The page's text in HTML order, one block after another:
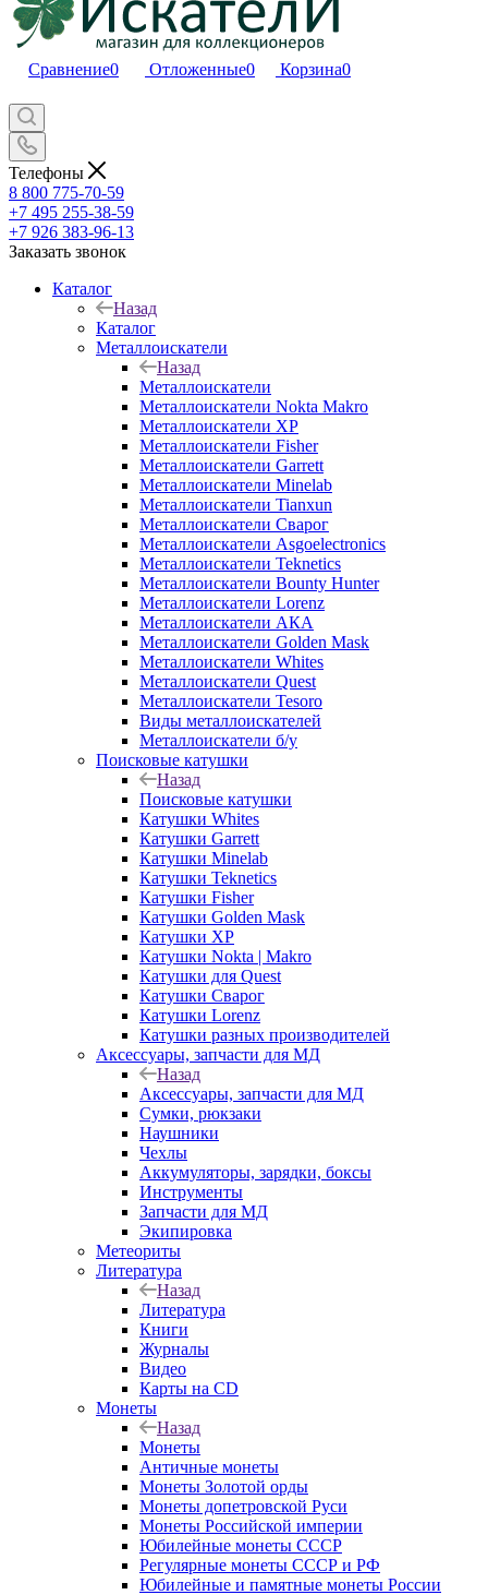
Сравнение0 Отложенные0 Корзина0
Телефоны
8 800 775-70-59
+7 495 255-38-59
+7 926 383-96-13
Заказать звонок
Каталог
Назад
Каталог
Металлоискатели
Назад
Металлоискатели
Металлоискатели Nokta Makro
Металлоискатели XP
Металлоискатели Fisher
Металлоискатели Garrett
Металлоискатели Minelab
Металлоискатели Tianxun
Металлоискатели Сварог
Металлоискатели Asgoelectronics
Металлоискатели Teknetics
Металлоискатели Bounty Hunter
Металлоискатели Lorenz
Металлоискатели АКА
Металлоискатели Golden Mask
Металлоискатели Whites
Металлоискатели Quest
Металлоискатели Tesoro
Виды металлоискателей
Металлоискатели б/у
Поисковые катушки
Назад
Поисковые катушки
Катушки Whites
Катушки Garrett
Катушки Minelab
Катушки Teknetics
Катушки Fisher
Катушки Golden Mask
Катушки XP
Катушки Nokta | Makro
Катушки для Quest
Катушки Сварог
Катушки Lorenz
Катушки разных производителей
Аксессуары, запчасти для МД
Назад
Аксессуары, запчасти для МД
Сумки, рюкзаки
Наушники
Чехлы
Аккумуляторы, зарядки, боксы
Инструменты
Запчасти для МД
Экипировка
Метеориты
Литература
Назад
Литература
Книги
Журналы
Видео
Карты на CD
Монеты
Назад
Монеты
Античные монеты
Монеты Золотой орды
Монеты допетровской Руси
Монеты Российской империи
Юбилейные монеты СССР
Регулярные монеты СССР и РФ
Юбилейные и памятные монеты России